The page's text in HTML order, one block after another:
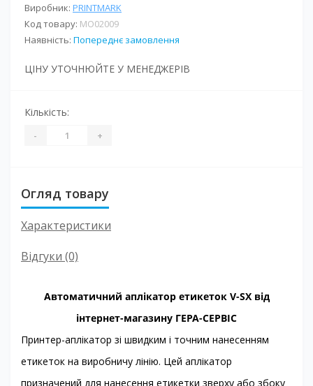
Виробник: PRINTMARK
Код товару: MO02009
Наявність: Попереднє замовлення
ЦІНУ УТОЧНЮЙТЕ У МЕНЕДЖЕРІВ
Кількість:
- +
Огляд товару
Характеристики
Відгуки (0)
Автоматичний аплікатор етикеток V-SX від
інтернет-магазину ГЕРА-СЕРВІС
Принтер-аплікатор зі швидким і точним нанесенням
етикеток на виробничу лінію. Цей аплікатор
призначений для нанесення етикетки зверху або збоку